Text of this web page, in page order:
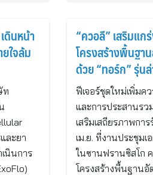
ดินหน้า
ใจล้ม
ท
ละยา
นินการ
“ควอลี” เสริมแ
โครงสร้างพื้นฐา
ด้วย “ทอร์ก” รุ่น
ฟีเจอร์ชุดใหม่เพิ่มค
และการประสานร
เสริมเสถียรภาพกา
เม.ย. ที่งานประชุมเ
ในซานฟรานซิสโก
โครงสร้างพื้นฐาน